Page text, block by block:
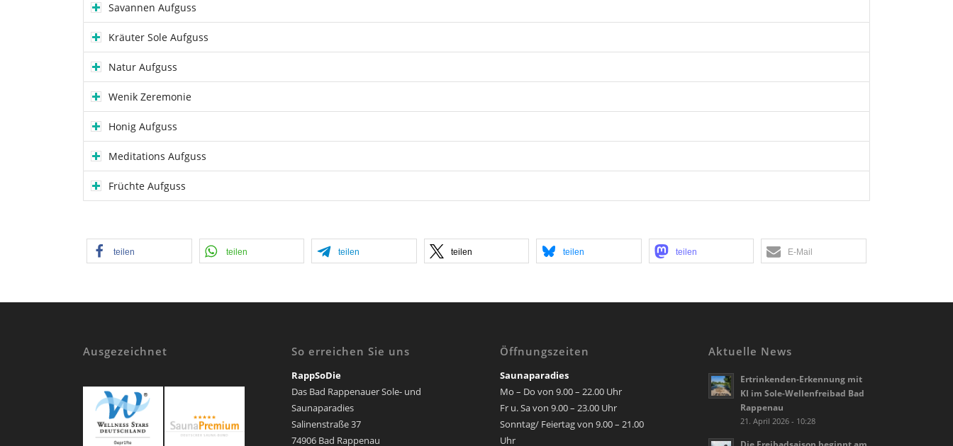
Savannen Aufguss
Kräuter Sole Aufguss
Natur Aufguss
Wenik Zeremonie
Honig Aufguss
Meditations Aufguss
Früchte Aufguss
teilen teilen teilen teilen teilen teilen E-Mail
Ausgezeichnet So erreichen Sie uns
RappSoDie
Das Bad Rappenauer Sole- und
Saunaparadies
Salinenstraße 37
74906 Bad Rappenau
Öffnungszeiten
Saunaparadies
Mo – Do von 9.00 – 22.00 Uhr
Fr u. Sa von 9.00 – 23.00 Uhr
Sonntag/ Feiertag von 9.00 – 21.00
Uhr
Aktuelle News
Ertrinkenden-Erkennung mit
KI im Sole-Wellenfreibad Bad
Rappenau
21. April 2026 - 10:28